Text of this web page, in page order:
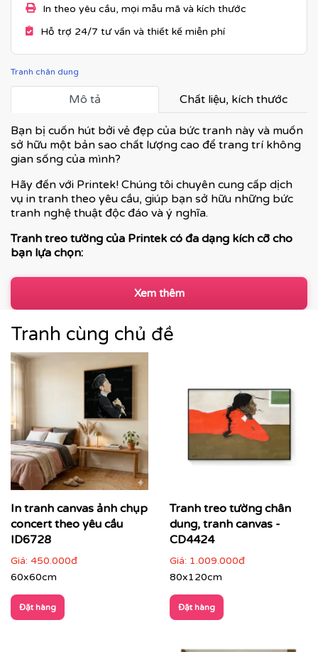
In theo yêu cầu, mọi mẫu mã và kích thước
Hỗ trợ 24/7 tư vấn và thiết kế miễn phí
Tranh chân dung
Mô tả Chất liệu, kích thước
Bạn bị cuốn hút bởi vẻ đẹp của bức tranh này và muốn
sở hữu một bản sao chất lượng cao để trang trí không
gian sống của mình?
Hãy đến với Printek! Chúng tôi chuyên cung cấp dịch
vụ in tranh theo yêu cầu, giúp bạn sở hữu những bức
tranh nghệ thuật độc đáo và ý nghĩa.
Tranh treo tường của Printek có đa dạng kích cỡ cho
bạn lựa chọn:
Xem thêm
Tranh cùng chủ đề
In tranh canvas ảnh chụp
concert theo yêu cầu
ID6728
Giá: 450.000đ
60x60cm
Đặt hàng
Tranh treo tường chân
dung, tranh canvas -
CD4424
Giá: 1.009.000đ
80x120cm
Đặt hàng